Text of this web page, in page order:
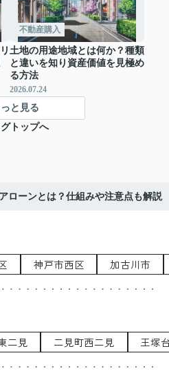
不動産購入
土地の用途地域とは何か？種類
と違いを知り資産価値を見極め
る方法
2026.07.24
っと見る
トップへ
ローンとは？仕組みや注意点も解説
神戸市西区 加古川市
二見 二見町西二見 王塚